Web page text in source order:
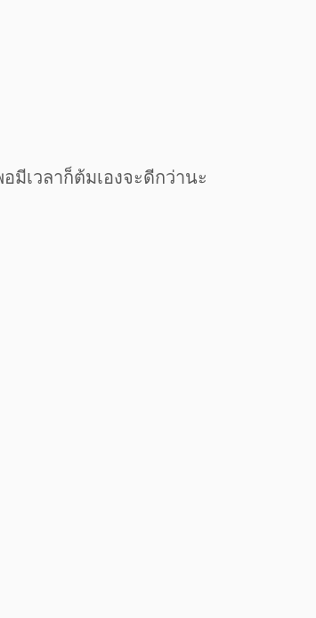
มีเวลาก็ต้มเองจะดีกว่านะ